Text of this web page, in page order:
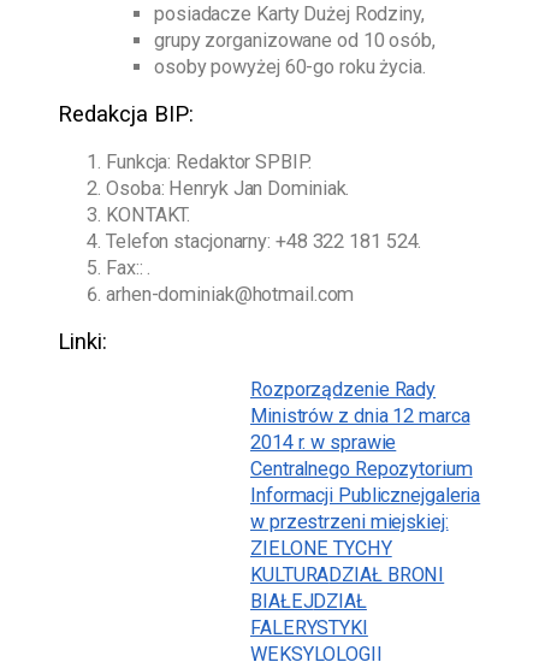
posiadacze Karty Dużej Rodziny,
grupy zorganizowane od 10 osób,
osoby powyżej 60-go roku życia.
Redakcja BIP:
Funkcja: Redaktor SPBIP.
Osoba: Henryk Jan Dominiak.
KONTAKT.
Telefon stacjonarny: +48 322 181 524.
Fax:: .
arhen-dominiak@hotmail.com
Linki:
Rozporządzenie Rady
Ministrów z dnia 12 marca
2014 r. w sprawie
Centralnego Repozytorium
Informacji Publicznejgaleria
w przestrzeni miejskiej:
ZIELONE TYCHY
KULTURADZIAŁ BRONI
BIAŁEJDZIAŁ
FALERYSTYKI
WEKSYLOLOGII